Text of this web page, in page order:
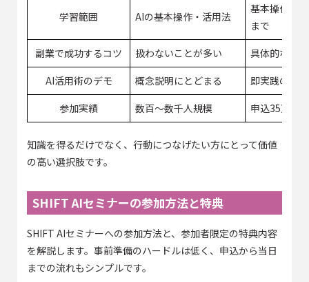
学習範囲 AIの基本操作・活用法
基本操作＋
まで
副業で成功するコツ
扱わないことが多い
具体的なノ
AI活用術のデモ
概念説明にとどまる
即実践のデ
参加実績
数百〜数千人規模 申込35万人
知識を得るだけでなく、行動につなげたい方にとって価値
の高い選択肢です。
SHIFT AIセミナーの参加方法と特典
SHIFT AIセミナーへの参加方法と、参加者限定の特典内容
を解説します。事前準備のハードルは低く、申込から当日
までの流れもシンプルです。